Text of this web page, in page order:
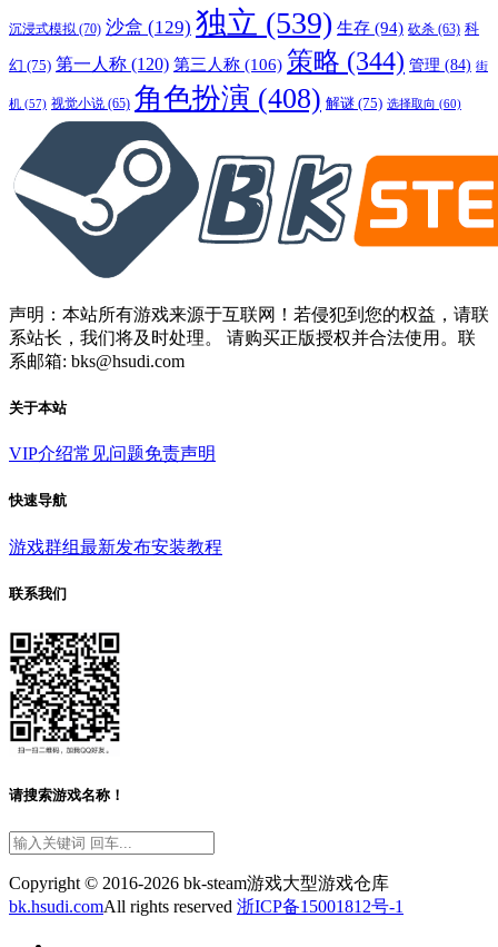
沉浸式模拟 (70) 沙盒 (129) 独立 (539) 生存 (94) 砍杀 (63) 科
幻 (75) 第一人称 (120) 第三人称 (106) 策略 (344) 管理 (84) 街
机 (57) 视觉小说 (65) 角色扮演 (408) 解谜 (75) 选择取向 (60)
声明：本站所有游戏来源于互联网！若侵犯到您的权益，请联
系站长，我们将及时处理。 请购买正版授权并合法使用。联
系邮箱: bks@hsudi.com
关于本站
VIP介绍常见问题免责声明
快速导航
游戏群组最新发布安装教程
联系我们
请搜索游戏名称！
Copyright © 2016-2026 bk-steam游戏大型游戏仓库
bk.hsudi.comAll rights reserved 浙ICP备15001812号-1